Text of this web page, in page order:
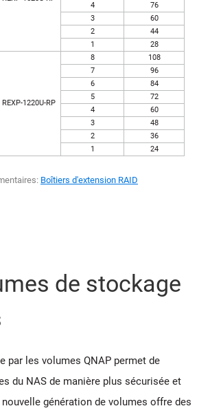
4
76
3
60
2
44
1
28
REXP-1220U-RP
8
108
7
96
6
84
5
72
4
60
3
48
2
36
1
24
Boîtiers d'extension RAID
de stockage
par les volumes QNAP permet de
du NAS de manière plus sécurisée et
génération de volumes offre des